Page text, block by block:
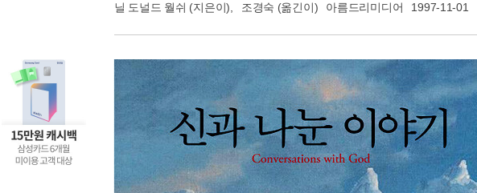
닐 도널드 월쉬 (지은이), 조경숙 (옮긴이) 아름드리미디어 1997-11-01